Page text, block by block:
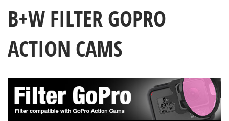
B+W FILTER GOPRO
ACTION CAMS